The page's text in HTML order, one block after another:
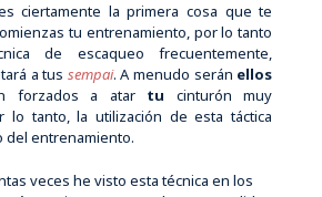
ciertamente la primera cosa que te
tu entrenamiento, por lo tanto
de escaqueo frecuentemente,
a tus sempai. A menudo serán ellos
forzados a atar tu cinturón muy
lo tanto, la utilización de esta táctica
del entrenamiento.
veces he visto esta técnica en los